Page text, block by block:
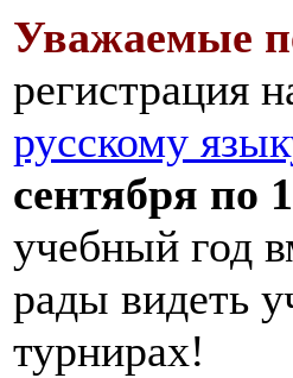
Уважаемые
регистрация
русскому
сентября по
учебный год
рады видеть
турнирах!